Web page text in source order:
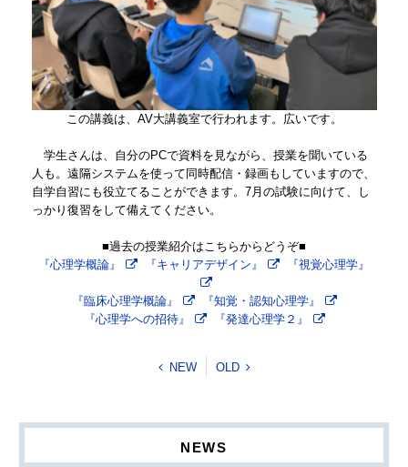
この講義は、AV大講義室で行われます。広いです。
学生さんは、自分のPCで資料を見ながら、授業を聞いている
人も。遠隔システムを使って同時配信・録画もしていますので、
自学自習にも役立てることができます。7月の試験に向けて、し
っかり復習をして備えてください。
■過去の授業紹介はこちらからどうぞ■
『心理学概論』
『キャリアデザイン』 『視覚心理学』
『臨床心理学概論』
『知覚・認知心理学』
『心理学への招待』
『発達心理学２』
NEW OLD
NEWS